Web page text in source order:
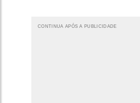
CONTINUA APÓS A PUBLICIDADE